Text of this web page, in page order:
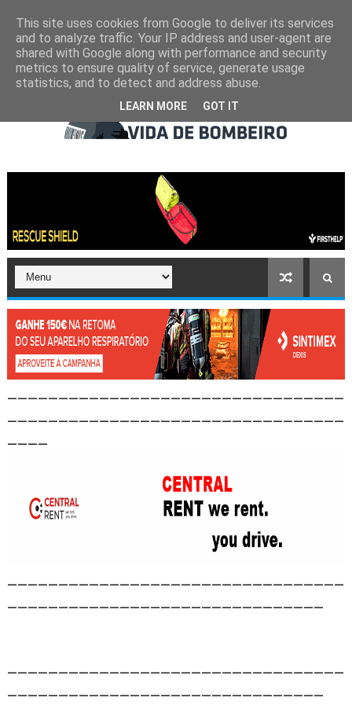
This site uses cookies from Google to deliver its services
and to analyze traffic. Your IP address and user-agent are
shared with Google along with performance and security
metrics to ensure quality of service, generate usage
statistics, and to detect and address abuse.
LEARN MORE GOT IT